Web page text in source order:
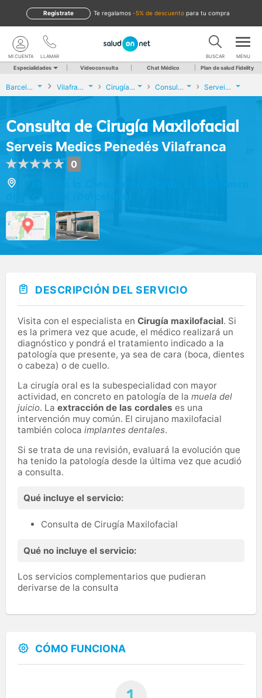
te regalamos -5% de descuento para tu compra
Regístrate
LLAMAR
MI CUENTA BUSCAR MENU
Especialidades Videoconsulta Chat Médico Plan de salud Fidelity
Barcelona Vilafranca del Penedès Cirugía Maxilofacial Consulta de Cirugía Maxilofacial Serveis Medics Penedés Vilafranca
Consulta de Cirugía Maxilofacial
Serveis Medics Penedés Vilafranca
0
del Penedès (Barcelona)
DESCRIPCIÓN DEL SERVICIO
Visita con el especialista en Cirugía maxilofacial. Si
es la primera vez que acude, el médico realizará un
diagnóstico y pondrá el tratamiento indicado a la
patología que presente, ya sea de cara (boca, dientes
o cabeza) o de cuello.
La cirugía oral es la subespecialidad con mayor
actividad, en concreto en patología de la muela del
juicio. La extracción de las cordales es una
intervención muy común. El cirujano maxilofacial
también coloca implantes dentales.
Si se trata de una revisión, evaluará la evolución que
ha tenido la patología desde la última vez que acudió
a consulta.
Qué incluye el servicio:
Consulta de Cirugía Maxilofacial
Qué no incluye el servicio:
Los servicios complementarios que pudieran
derivarse de la consulta
CÓMO FUNCIONA